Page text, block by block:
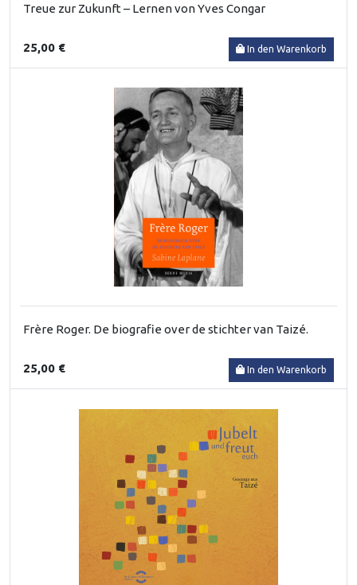
Treue zur Zukunft – Lernen von Yves Congar
25,00 € In den Warenkorb
Frère Roger. De biografie over de stichter van Taizé.
25,00 € In den Warenkorb